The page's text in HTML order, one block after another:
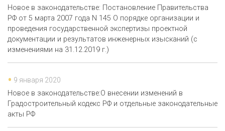
Новое в законодательстве: Постановление Правительства
РФ от 5 марта 2007 года N 145 О порядке организации и
проведения государственной экспертизы проектной
документации и результатов инженерных изысканий (с
изменениями на 31.12.2019 г.)
9 января 2020
Новое в законодательстве:О внесении изменений в
Градостроительный кодекс РФ и отдельные законодательные
акты РФ